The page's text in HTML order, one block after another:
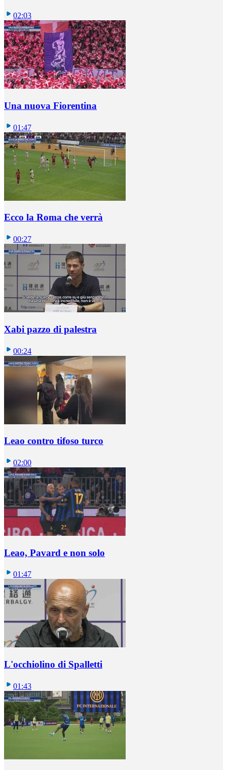
02:03
Una nuova Fiorentina
01:47
Ecco la Roma che verrà
00:27
Xabi pazzo di palestra
00:24
Leao contro tifoso turco
02:00
Leao, Pavard e non solo
01:47
L'occhiolino di Spalletti
01:43